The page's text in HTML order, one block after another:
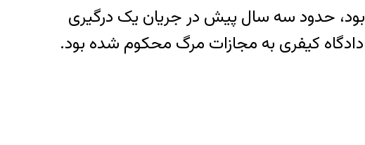
حدود سه سال پیش در جریان یک درگیری
کیفری به مجازات مرگ محکوم شده بود.